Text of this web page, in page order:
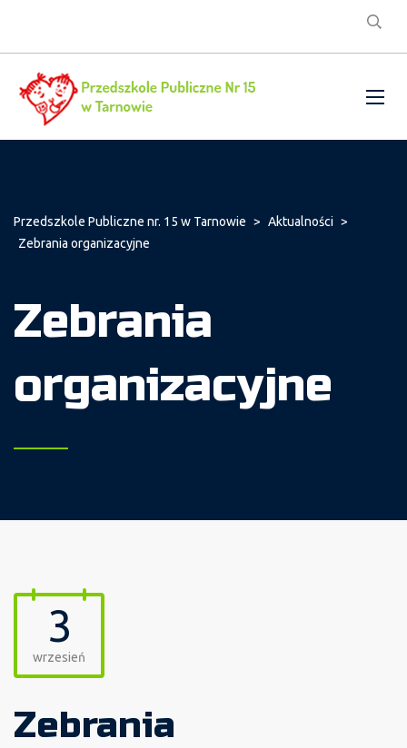
Przedszkole Publiczne nr. 15 w Tarnowie > Aktualności >
Zebrania organizacyjne
Zebrania
organizacyjne
3
wrzesień
Zebrania